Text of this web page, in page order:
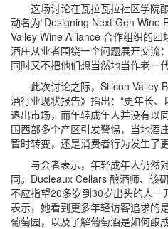
这场讨论在瓦拉瓦拉社区学院
动名为“Designing Next Gen Wine
Valley Wine Alliance 合作组织的
酒庄从业者围绕一个问题展开交流
同时又不把他们想当然地当作老一
此次讨论之际，Silicon Valley
酒行业现状报告》指出：“更年长
退出市场，而年轻成年人并没有以
国西部多个产区引发警惕，当地酒
暂时转变，还是消费者行为发生了
与会者表示，年轻成年人仍然
同。Ducleaux Cellars 酿酒师、该
不应指望20多岁到30岁出头的人
表示，她看到更多年轻访客追求的
葡萄园，以及了解葡萄酒是如何酿成